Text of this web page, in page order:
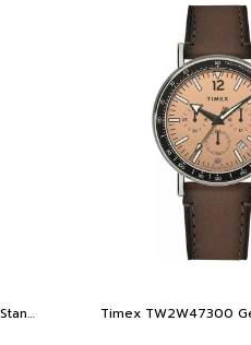
Timex TW2W20300 Waterbury Standard Coin Edge 40mm Leather Strap Watch